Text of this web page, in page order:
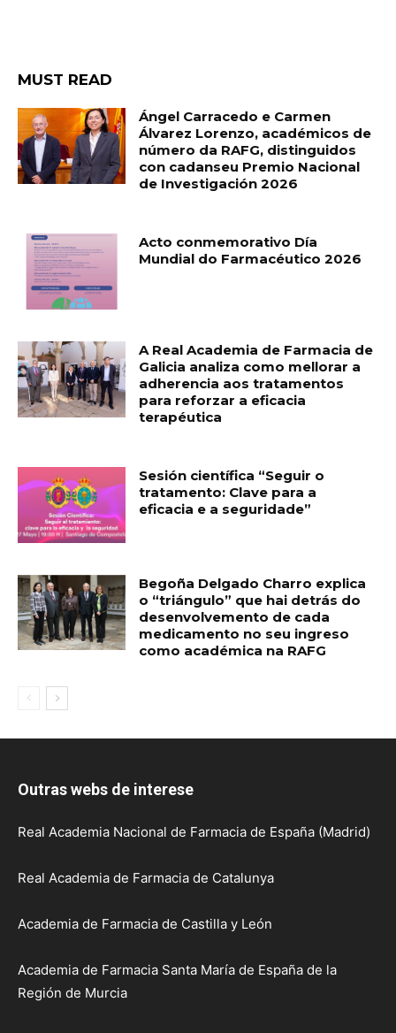
MUST READ
Ángel Carracedo e Carmen
Álvarez Lorenzo, académicos de
número da RAFG, distinguidos
con cadanseu Premio Nacional
de Investigación 2026
Acto conmemorativo Día
Mundial do Farmacéutico 2026
A Real Academia de Farmacia de
Galicia analiza como mellorar a
adherencia aos tratamentos
para reforzar a eficacia
terapéutica
Sesión científica “Seguir o
tratamento: Clave para a
eficacia e a seguridade”
Begoña Delgado Charro explica
o “triángulo” que hai detrás do
desenvolvemento de cada
medicamento no seu ingreso
como académica na RAFG
Outras webs de interese
Real Academia Nacional de Farmacia de España (Madrid)
Real Academia de Farmacia de Catalunya
Academia de Farmacia de Castilla y León
Academia de Farmacia Santa María de España de la
Región de Murcia